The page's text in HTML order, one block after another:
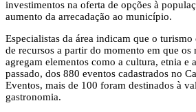
investimentos na oferta de opções à
aumento da arrecadação ao município.
Especialistas da área indicam que o
de recursos a partir do momento em que os
agregam elementos como a cultura, etnia e
passado, dos 880 eventos cadastrados no
Eventos, mais de 100 foram destinados à
gastronomia.